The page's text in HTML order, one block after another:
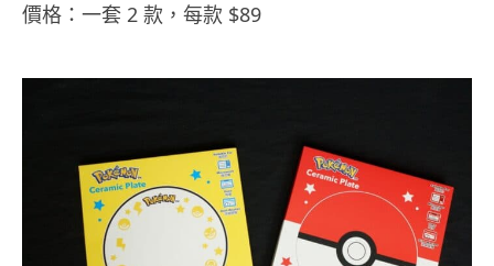
價格：一套 2 款，每款 $89